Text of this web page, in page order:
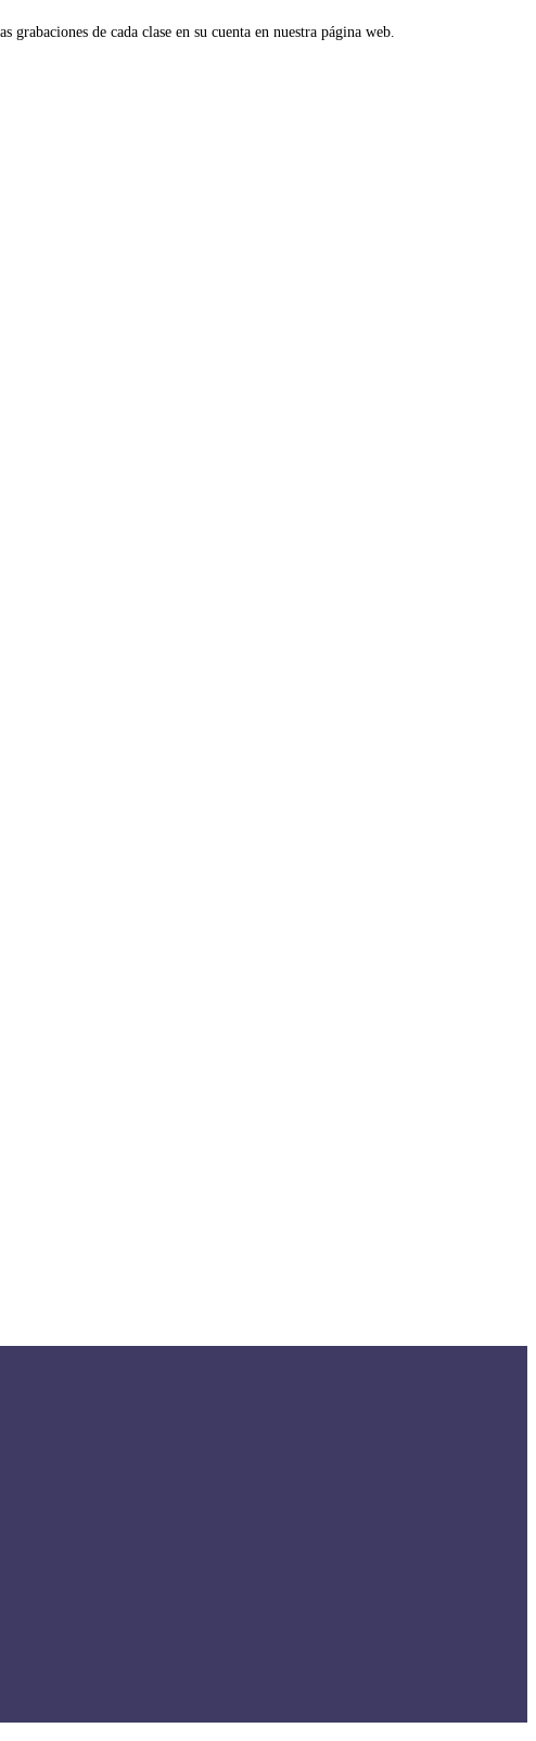
de cada clase en su cuenta en nuestra página web.